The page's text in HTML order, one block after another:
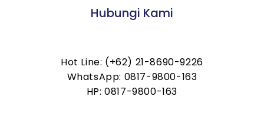
Hubungi Kami
Hot Line: (+62) 21-8690-9226
WhatsApp: 0817-9800-163
HP: 0817-9800-163